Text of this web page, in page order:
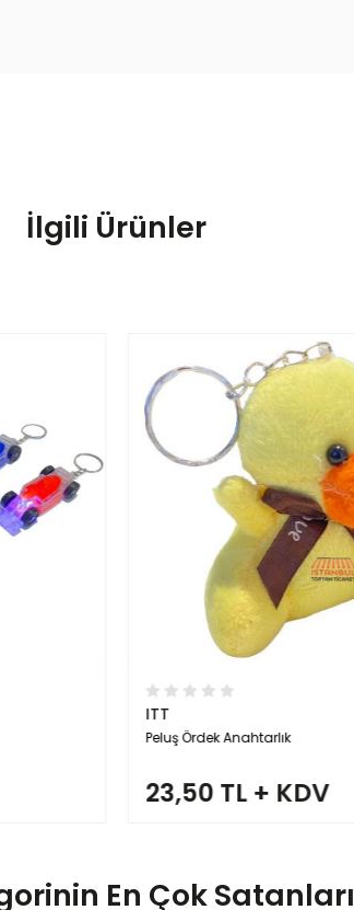
İlgili Ürünler
ITT
Peluş Ördek Anahtarlık
23,50 TL + KDV
En Çok Satanları